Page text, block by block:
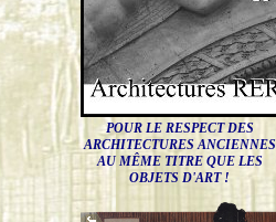
POUR LE RESPECT DES
ARCHITECTURES ANCIENNES
AU MÊME TITRE QUE LES
OBJETS D'ART !